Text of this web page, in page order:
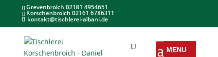
Grevenbroich 02181 4954651
Korschenbroich 02161 6786311
kontakt@tischlerei-albani.de